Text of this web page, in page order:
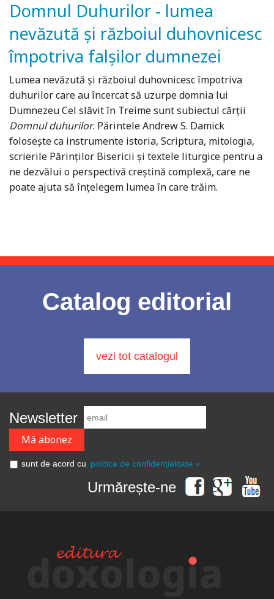
Domnul Duhurilor - lumea
nevăzută și războiul duhovnicesc
împotriva falșilor dumnezei
Lumea nevăzută şi războiul duhovnicesc împotriva
duhurilor care au încercat să uzurpe domnia lui
Dumnezeu Cel slăvit în Treime sunt subiectul cărţii
Domnul duhurilor. Părintele Andrew S. Damick
foloseşte ca instrumente istoria, Scriptura, mitologia,
scrierile Părinţilor Bisericii şi textele liturgice pentru a
ne dezvălui o perspectivă creştină complexă, care ne
poate ajuta să înţelegem lumea în care trăim.
Catalog editorial
vezi tot catalogul
Newsletter
sunt de acord cu politica de confidențialitate »
Urmărește-ne